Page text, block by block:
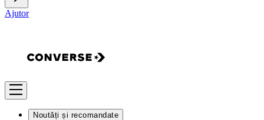
Ajutor
Noutăți și recomandate